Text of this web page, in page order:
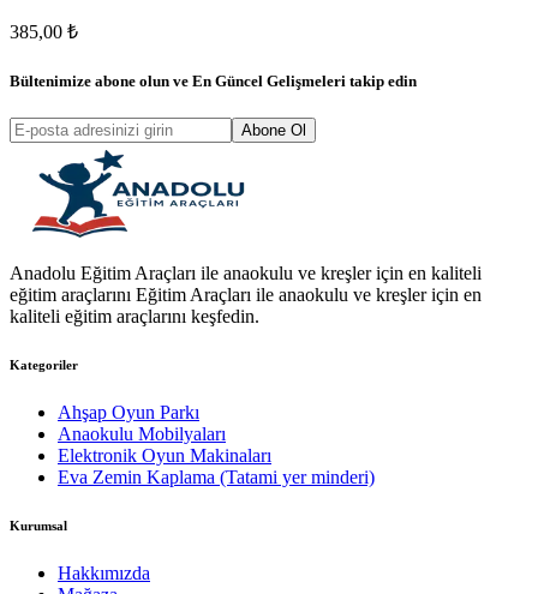
385,00 ₺
Bültenimize abone olun ve En Güncel Gelişmeleri takip edin
Abone Ol
Anadolu Eğitim Araçları ile anaokulu ve kreşler için en kaliteli
eğitim araçlarını Eğitim Araçları ile anaokulu ve kreşler için en
kaliteli eğitim araçlarını keşfedin.
Kategoriler
Ahşap Oyun Parkı
Anaokulu Mobilyaları
Elektronik Oyun Makinaları
Eva Zemin Kaplama (Tatami yer minderi)
Kurumsal
Hakkımızda